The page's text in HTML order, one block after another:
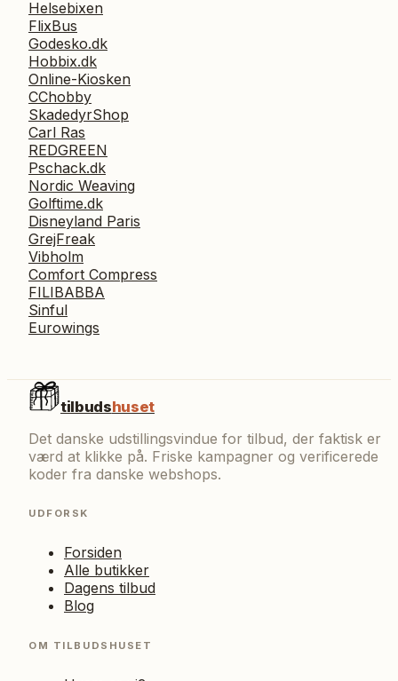
Helsebixen
FlixBus
Godesko.dk
Hobbix.dk
Online-Kiosken
CChobby
SkadedyrShop
Carl Ras
REDGREEN
Pschack.dk
Nordic Weaving
Golftime.dk
Disneyland Paris
GrejFreak
Vibholm
Comfort Compress
FILIBABBA
Sinful
Eurowings
tilbudshuset
Det danske udstillingsvindue for tilbud, der faktisk er
værd at klikke på. Friske kampagner og verificerede
koder fra danske webshops.
UDFORSK
Forsiden
Alle butikker
Dagens tilbud
Blog
OM TILBUDSHUSET